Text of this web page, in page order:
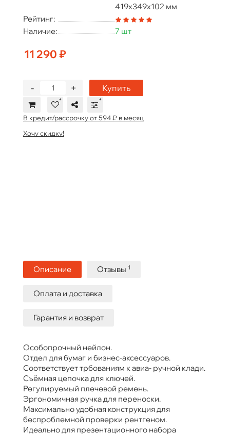
419х349х102 мм
Рейтинг:
Наличие:
7 шт
11 290 ₽
+
- Купить
В кредит/рассрочку от 594 ₽ в месяц
Хочу скидку!
Описание Отзывы 1
Оплата и доставка
Гарантия и возврат
Особопрочный нейлон.
Отдел для бумаг и бизнес-аксессуаров.
Соответствует трбованиям к авиа- ручной клади.
Съёмная цепочка для ключей.
Регулируемый плечевой ремень.
Эргономичная ручка для переноски.
Максимально удобная конструкция для
беспроблемной проверки рентгеном.
Идеально для презентационного набора